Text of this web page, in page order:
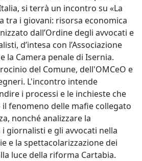
si terrà un incontro su «La
tra i giovani: risorsa economica
dall’Ordine degli avvocati e
d’intesa con l’Associazione
la Camera penale di Isernia.
del Comune, dell'OMCeO e
L'incontro intende
i processi e le inchieste che
fenomeno delle mafie collegato
nonché analizzare la
giornalisti e gli avvocati nella
e la spettacolarizzazione dei
luce della riforma Cartabia.